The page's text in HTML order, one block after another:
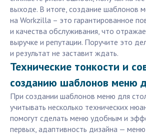
выходе. В итоге, создание шаблонов
на Workzilla – это гарантированное
и качества обслуживания, что
выручке и репутации. Поручите это
и результат не заставит ждать.
Технические тонкости и
созданию шаблонов меню
При создании шаблонов меню для
учитывать несколько технических
помогут сделать меню удобным и
первых, адаптивность дизайна —